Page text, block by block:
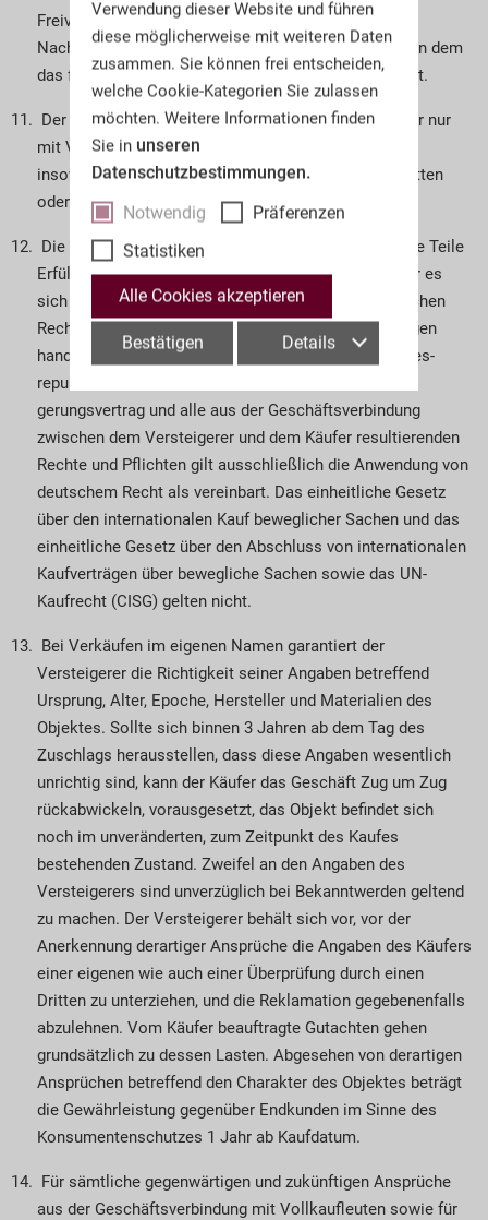
Freiverkauf oder freihändige Nach­verkäufe. Der
Nachverkauf beginnt erst mit dem Ende des Tages, an dem
das fragliche Los erstmals zum Aufruf gekommen ist.
Der Käufer kann Forderungen gegen den Versteigerer nur
mit Verbindlichkeiten in derselben Währung und nur
insoweit aufrechnen, als seine Forderungen unbestritten
oder rechtskräftig festgestellt wurden.
Die Geschäftsräume des Versteigerers sind für beide Teile
Erfüllungsort, wenn der Käufer Voll­kauf­mann ist oder es
sich bei ihm um eine juristische Person des öffentlichen
Rechts oder ein öffent­lich-rechtliches Sondervermögen
handelt oder sich sein Wohnsitz außerhalb der Bundes­
republik Deutschland befindet. Für den Ver­stei­
gerungsvertrag und alle aus der Geschäfts­ver­­bindung
zwischen dem Versteigerer und dem Käufer resultierenden
Rechte und Pflichten gilt ausschließlich die Anwendung von
deutschem Recht als vereinbart. Das einheitliche Gesetz
über den internationalen Kauf beweglicher Sachen und das
einheitliche Gesetz über den Abschluss von internationalen
Kaufverträgen über bewegliche Sachen sowie das UN-
Kaufrecht (CISG) gelten nicht.
Bei Verkäufen im eigenen Namen garantiert der
Versteigerer die Richtigkeit seiner Angaben betreffend
Ursprung, Alter, Epoche, Hersteller und Materialien des
Objektes. Sollte sich binnen 3 Jahren ab dem Tag des
Zuschlags heraus­stellen, dass diese Angaben wesentlich
unrichtig sind, kann der Käufer das Geschäft Zug um Zug
rückabwickeln, vorausgesetzt, das Objekt befindet sich
noch im unveränderten, zum Zeitpunkt des Kaufes
bestehenden Zustand. Zweifel an den Angaben des
Versteigerers sind unverzüglich bei Bekannt­werden geltend
zu machen. Der Ver­stei­gerer behält sich vor, vor der
Anerkennung derartiger Ansprüche die Angaben des Käufers
einer eigenen wie auch einer Überprüfung durch einen
Dritten zu unterziehen, und die Reklamation gegebenenfalls
abzulehnen. Vom Käufer beauftragte Gut­achten gehen
grundsätzlich zu dessen Lasten. Abgesehen von derartigen
Ansprüchen betreffend den Charakter des Objektes beträgt
die Gewähr­leis­tung gegenüber Endkunden im Sinne des
Kon­su­mentenschutzes 1 Jahr ab Kaufdatum.
Für sämtliche gegenwärtigen und zukünftigen Ansprüche
aus der Geschäftsverbindung mit Voll­kaufleuten sowie für
Verwendung dieser Website und führen
diese möglicherweise mit weiteren Daten
zusammen. Sie können frei entscheiden,
welche Cookie-Kategorien Sie zulassen
möchten. Weitere Informationen finden
Sie in unseren
Datenschutzbestimmungen.
Notwendig
Präferenzen
Statistiken
Alle Cookies akzeptieren
Bestätigen Details